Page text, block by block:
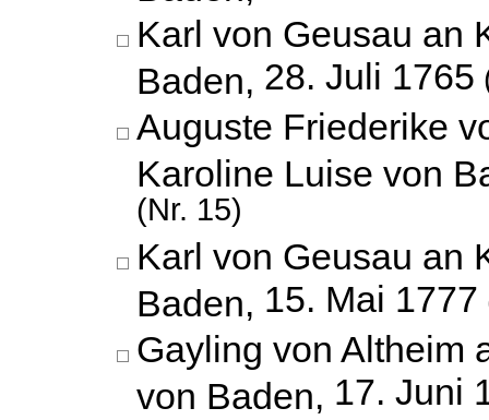
Karl von Geusau an
Baden, 28. Juli 1765
Auguste Friederike
Karoline Luise von
(Nr. 15)
Karl von Geusau an
Baden, 15. Mai 1777
Gayling von Altheim
von Baden, 17. Juni